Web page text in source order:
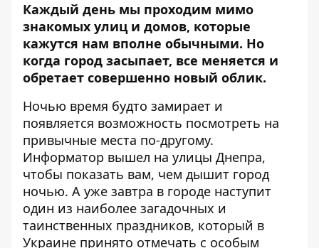
Каждый день мы проходим мимо
знакомых улиц и домов, которые
кажутся нам вполне обычными. Но
когда город засыпает, все меняется и
обретает совершенно новый облик.
Ночью время будто замирает и
появляется возможность посмотреть на
привычные места по-другому.
Информатор вышел на улицы Днепра,
чтобы показать вам, чем дышит город
ночью. А уже завтра в городе наступит
один из наиболее загадочных и
таинственных праздников, который в
Украине принято отмечать с особым